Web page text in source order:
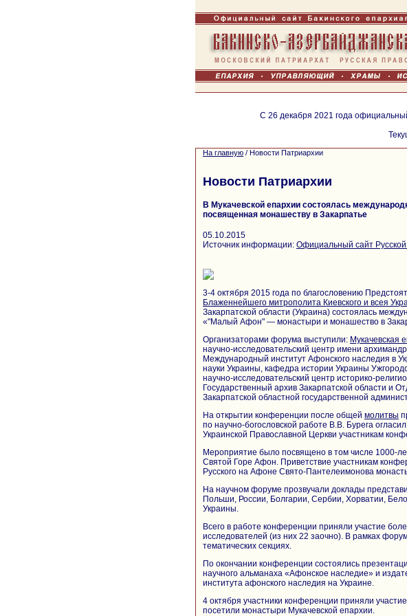
С 26 декабря 2021 года
На главную / Новости Патриархии
Новости Патриархии
В Мукачевской епархии состоялась
посвященная монашеству в Закарпатье
05.10.2015
Источник информации: Официальный сайт
3-4 октября 2015 года по благословению
Блаженнейшего митрополита Киевского и всея
Закарпатской области (Украина) состоялась
«"Малый Афон" — монастыри и монашество в
Организаторами форума выступили: Мукачевская
научно-исследовательский центр имени
Международный институт Афонского наследия в
науки Украины, кафедра истории Украины
научно-исследовательский центр историко-
Государственный архив Закарпатской области и
Закарпатской областной государственной
На открытии конференции после общей молитвы
по научно-богословской работе В.В. Бурега
Украинской Православной Церкви участникам
Мероприятие было посвящено в том числе 1000-
Святой Горе Афон. Приветствие участникам
Русского на Афоне Свято-Пантелеимонова
На научном форуме прозвучали доклады
Польши, России, Болгарии, Сербии, Хорватии,
Украины.
Всего в работе конференции приняли участие
исследователей (из них 22 заочно). В рамках
тематических секциях.
По окончании конференции состоялись
научного альманаха «Афонское наследие» и
института афонского наследия на Украине.
4 октября участники конференции приняли
посетили монастыри Мукачевской епархии.